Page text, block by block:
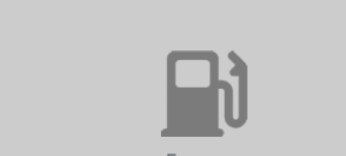
4 roues motrices